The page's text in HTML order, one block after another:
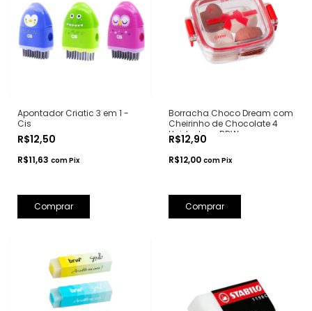
Apontador Criatic 3 em 1 -
Cis
R$12,50
R$11,63 comPix
Comprar
Borracha Choco Dream com
Cheirinho de Chocolate 4
Unidades - BRW
R$12,90
R$12,00 comPix